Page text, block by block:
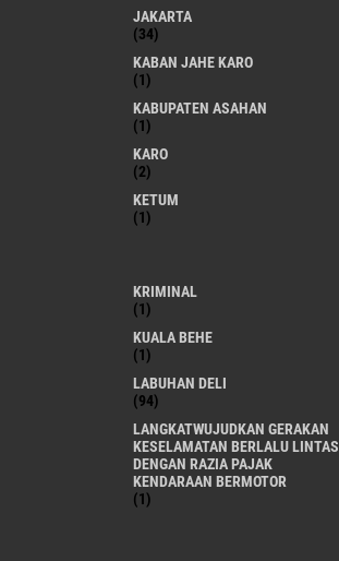
JAKARTA
(34)
KABAN JAHE KARO
(1)
KABUPATEN ASAHAN
(1)
KARO
(2)
KETUM
(1)
KRIMINAL
(1)
KUALA BEHE
(1)
LABUHAN DELI
(94)
LANGKATWUJUDKAN GERAKAN
KESELAMATAN BERLALU LINTAS
DENGAN RAZIA PAJAK
KENDARAAN BERMOTOR
(1)